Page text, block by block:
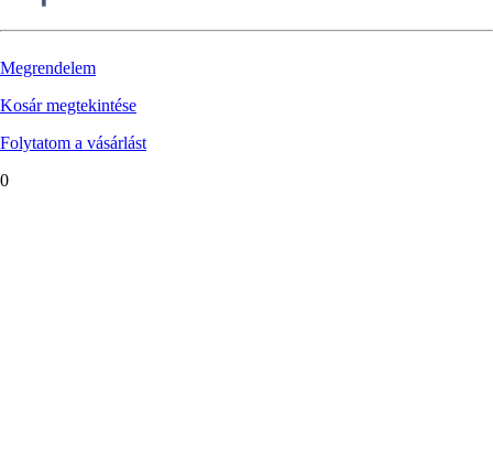
Megrendelem
Kosár megtekintése
Folytatom a vásárlást
0